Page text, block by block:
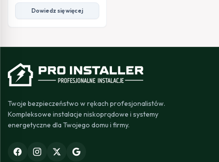
Dowiedz się więcej
Twoje bezpieczeństwo w rękach profesjonalistów.
Kompleksowe instalacje niskoprądowe i systemy
energetyczne dla Twojego domu i firmy.